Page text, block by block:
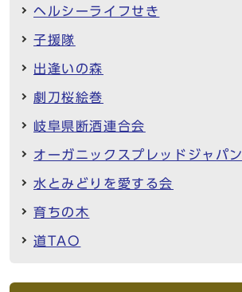
ヘルシーライフせき
子援隊
出逢いの森
劇刀桜絵巻
岐阜県断酒連合会
オーガニックスプレッドジャパン
水とみどりを愛する会
育ちの木
道TAO